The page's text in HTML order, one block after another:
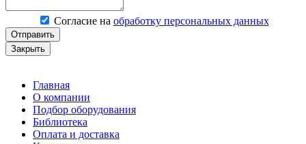
Согласие на обработку персональных данных
Отправить
Закрыть
Главная
О компании
Подбор оборудования
Библиотека
Оплата и доставка